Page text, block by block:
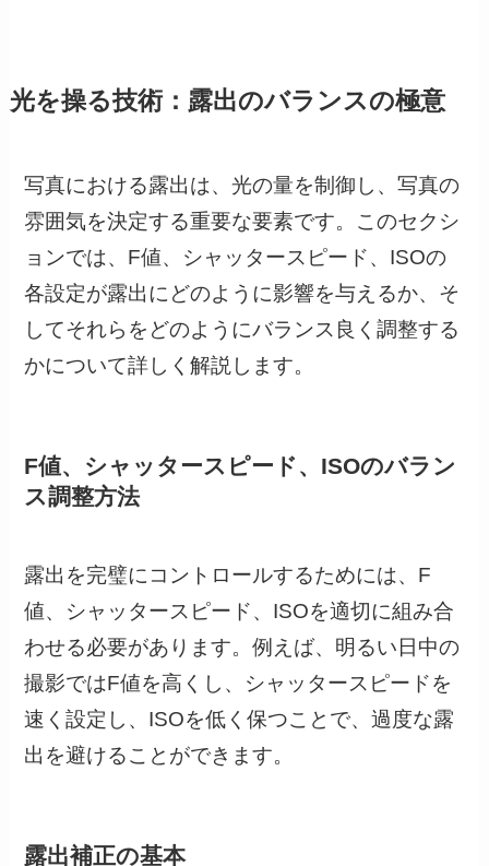
光を操る技術：露出のバランスの極意
写真における露出は、光の量を制御し、写真の
雰囲気を決定する重要な要素です。このセクシ
ョンでは、F値、シャッタースピード、ISOの
各設定が露出にどのように影響を与えるか、そ
してそれらをどのようにバランス良く調整する
かについて詳しく解説します。
F値、シャッタースピード、ISOのバラン
ス調整方法
露出を完璧にコントロールするためには、F
値、シャッタースピード、ISOを適切に組み合
わせる必要があります。例えば、明るい日中の
撮影ではF値を高くし、シャッタースピードを
速く設定し、ISOを低く保つことで、過度な露
出を避けることができます。
露出補正の基本